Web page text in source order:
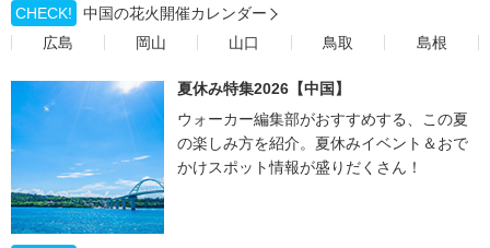
CHECK!
中国の花火開催カレンダー
広島
岡山 山口 鳥取 島根
夏休み特集2026【中国】
ウォーカー編集部がおすすめする、この夏
の楽しみ方を紹介。夏休みイベント＆おで
かけスポット情報が盛りだくさん！